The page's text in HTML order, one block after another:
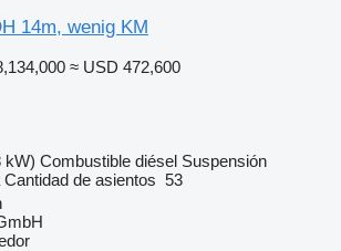
14m, wenig KM
≈ USD 472,600
kW) Combustible diésel Suspensión
Cantidad de asientos 53